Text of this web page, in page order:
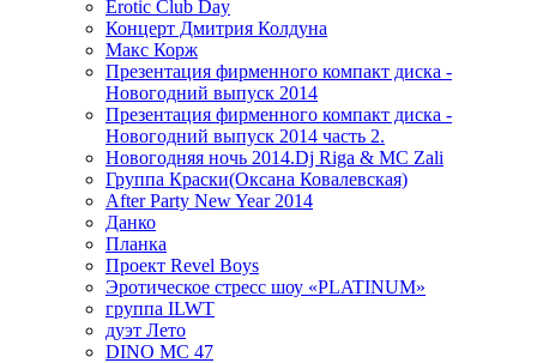
Erotic Club Day
Концерт Дмитрия Колдуна
Макс Корж
Презентация фирменного компакт диска -
Новогодний выпуск 2014
Презентация фирменного компакт диска -
Новогодний выпуск 2014 часть 2.
Новогодняя ночь 2014.Dj Riga & MC Zali
Группа Краски(Оксана Ковалевская)
After Party New Year 2014
Данко
Планка
Проект Revel Boys
Эротическое стресс шоу «PLATINUM»
группа ILWT
дуэт Лето
DINO MC 47